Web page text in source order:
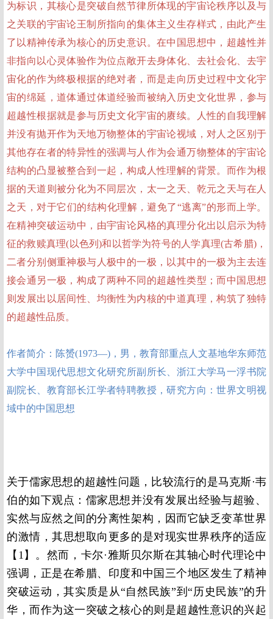
为标识，其核心是突破自然节律所体现的宇宙论秩序以及与
之关联的宇宙论王制所指向的集体主义生存样式，由此产生
了以精神传承为核心的历史意识。在中国思想中，超越性并
非指向以心灵体验作为位点敞开去身体化、去社会化、去宇
宙化的作为终极根据的绝对者，而是走向历史过程中文化宇
宙的绵延，道体通过体道经验而被纳入历史文化世界，参与
超越性根据就是参与历史文化宇宙的赓续。人性的自我理解
并没有抛开作为天地万物整体的宇宙论视域，对人之区别于
其他存在者的特异性的强调与人作为会通万物整体的宇宙论
结构的凸显被整合到一起，构成人性理解的背景。而作为根
据的天道则被分化为不同层次，太一之天、乾元之天与在人
之天，对于它们的结构化理解，避免了“逃离”的形而上学。
在精神突破运动中，由宇宙论风格的真理分化出以启示为特
征的救赎真理(以色列)和以哲学为符号的人学真理(古希腊)，
二者分别侧重神极与人极中的一极，以其中的一极为主去连
接会通另一极，构成了两种不同的超越性类型；而中国思想
则发展出以居间性、均衡性为内核的中道真理，构筑了独特
的超越性品质。
作者简介：陈赟(1973—)，男，教育部重点人文基地华东师范
大学中国现代思想文化研究所副所长、浙江大学马一浮书院
副院长、教育部长江学者特聘教授，研究方向：世界文明视
域中的中国思想
关于儒家思想的超越性问题，比较流行的是马克斯·韦
伯的如下观点：儒家思想并没有发展出经验与超验、
实然与应然之间的分离性架构，因而它缺乏变革世界
的激情，其思想取向更多的是对现实世界秩序的适应
【1】。然而，卡尔·雅斯贝尔斯在其轴心时代理论中
强调，正是在希腊、印度和中国三个地区发生了精神
突破运动，其实质是从“自然民族”到“历史民族”的升
华，而作为这一突破之核心的则是超越性意识的兴起